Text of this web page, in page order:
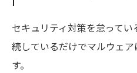
セキュリティ対策を怠って
続しているだけでマルウェ
す。